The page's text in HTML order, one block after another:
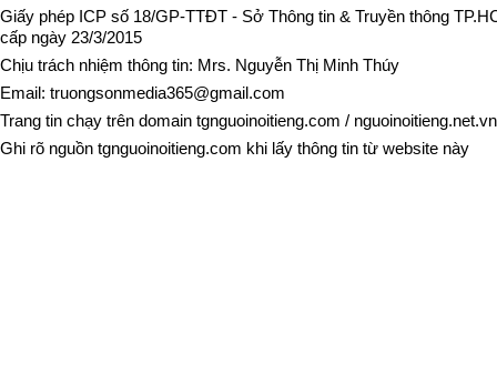
Giấy phép ICP số 18/GP-TTĐT - Sở Thông tin & Truyền thông
cấp ngày 23/3/2015
Chịu trách nhiệm thông tin: Mrs. Nguyễn Thị Minh Thúy
Email: truongsonmedia365@gmail.com
Trang tin chạy trên domain tgnguoinoitieng.com / nguoinoitieng.net.vn
Ghi rõ nguồn tgnguoinoitieng.com khi lấy thông tin từ website này